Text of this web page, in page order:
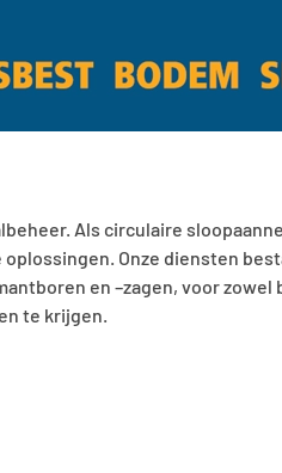
Als circulaire
Onze diensten
en –zagen, voor zowel
te krijgen.